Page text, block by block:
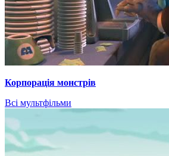
Корпорація монстрів
Всі мультфільми